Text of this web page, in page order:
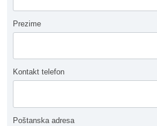
Prezime
Kontakt telefon
Poštanska adresa